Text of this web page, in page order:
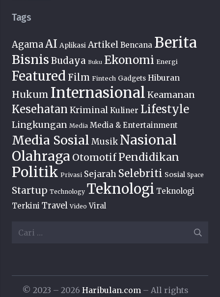
Tags
AgamaAI Aplikasi Artikel Bencana Berita
Bisnis Budaya Buku Ekonomi Energi
Featured Film Fintech Gadgets Hiburan
Hukum Internasional Keamanan
Kesehatan Kriminal Kuliner Lifestyle
Lingkungan Media Media & Entertainment
Media Sosial Musik Nasional
Olahraga Otomotif Pendidikan
Politik Privasi Sejarah Selebriti Sosial Space
Startup Technology Teknologi Teknologi
Terkini Travel Video Viral
Cari
© 2023 – 2026 Haribulan.com – All rights